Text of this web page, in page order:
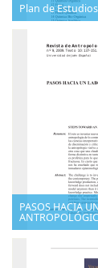
Plan de Estudios
PASOS HACIA